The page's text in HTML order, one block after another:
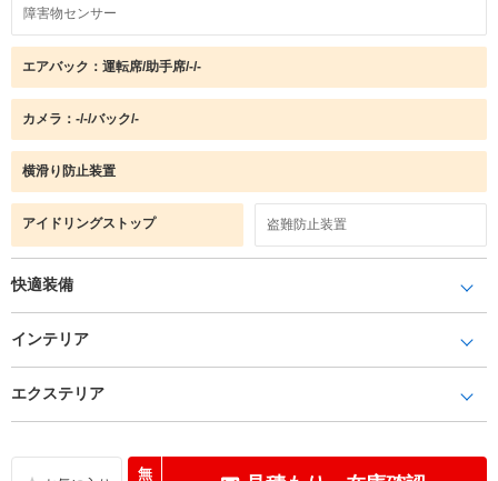
障害物センサー
エアバック：運転席/助手席/-/-
カメラ：-/-/バック/-
横滑り防止装置
アイドリングストップ 盗難防止装置
快適装備
インテリア
エクステリア
無